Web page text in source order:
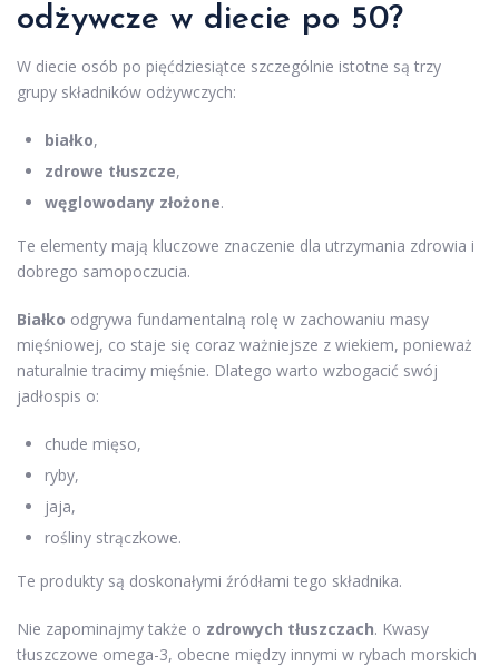
odżywcze w diecie po 50?
W diecie osób po pięćdziesiątce szczególnie istotne są trzy
grupy składników odżywczych:
białko,
zdrowe tłuszcze,
węglowodany złożone.
Te elementy mają kluczowe znaczenie dla utrzymania zdrowia i
dobrego samopoczucia.
Białko odgrywa fundamentalną rolę w zachowaniu masy
mięśniowej, co staje się coraz ważniejsze z wiekiem, ponieważ
naturalnie tracimy mięśnie. Dlatego warto wzbogacić swój
jadłospis o:
chude mięso,
ryby,
jaja,
rośliny strączkowe.
Te produkty są doskonałymi źródłami tego składnika.
Nie zapominajmy także o zdrowych tłuszczach. Kwasy
tłuszczowe omega-3, obecne między innymi w rybach morskich